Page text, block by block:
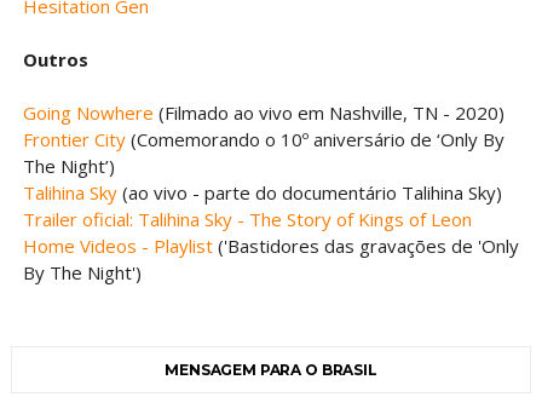
Hesitation Gen
Outros
Going Nowhere (Filmado ao vivo em Nashville, TN - 2020)
Frontier City(Comemorando o 10º aniversário de ‘Only By
The Night’)
Talihina Sky(ao vivo - parte do documentário Talihina Sky)
Trailer oficial: Talihina Sky - The Story of Kings of Leon
Home Videos - Playlist('Bastidores das gravações de 'Only
By The Night')
MENSAGEM PARA O BRASIL